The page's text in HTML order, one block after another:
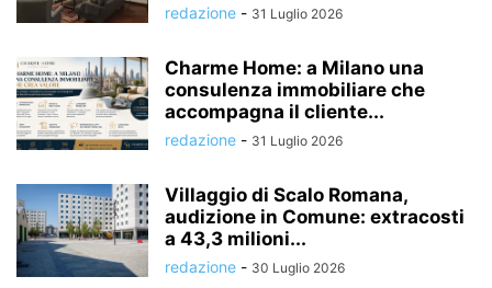
redazione - 31 Luglio 2026
Charme Home: a Milano una
consulenza immobiliare che
accompagna il cliente...
redazione - 31 Luglio 2026
Villaggio di Scalo Romana,
audizione in Comune: extracosti
a 43,3 milioni...
redazione - 30 Luglio 2026